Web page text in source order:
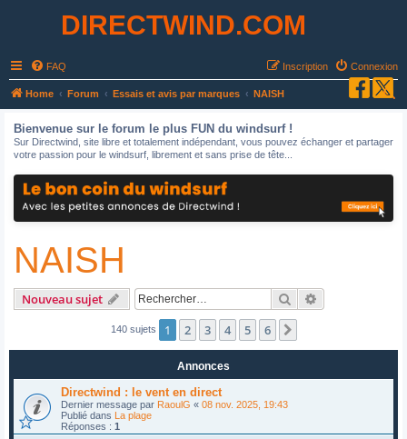
DIRECTWIND.COM
FAQ Connexion
Inscription
Home Forum Essais et avis par marques NAISH
Bienvenue sur le forum le plus FUN du windsurf !
Sur Directwind, site libre et totalement indépendant, vous pouvez échanger et partager
votre passion pour le windsurf, librement et sans prise de tête...
NAISH
Nouveau sujet Rechercher
140 sujets 1 2 3 4 5 6
Annonces
Directwind : le vent en direct
Dernier message par RaoulG « 08 nov. 2025, 19:43
Publié dans La plage
Réponses : 1